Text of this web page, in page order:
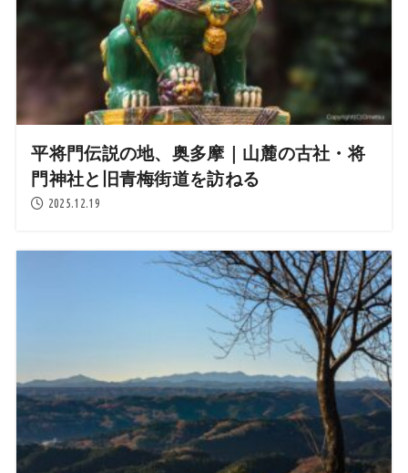
平将門伝説の地、奥多摩｜山麓の古社・将
門神社と旧青梅街道を訪ねる
2025.12.19